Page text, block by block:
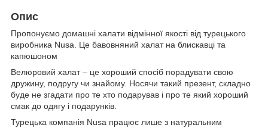
Опис
Пропонуємо домашні халати відмінної якості від турецького
виробника Nusa. Це бавовняний халат на блискавці та
капюшоном
Велюровий халат – це хороший спосіб порадувати свою
дружину, подругу чи знайому. Носячи такий презент, складно
буде не згадати про те хто подарував і про те який хороший
смак до одягу і подарунків.
Турецька компанія Nusa працює лише з натуральним